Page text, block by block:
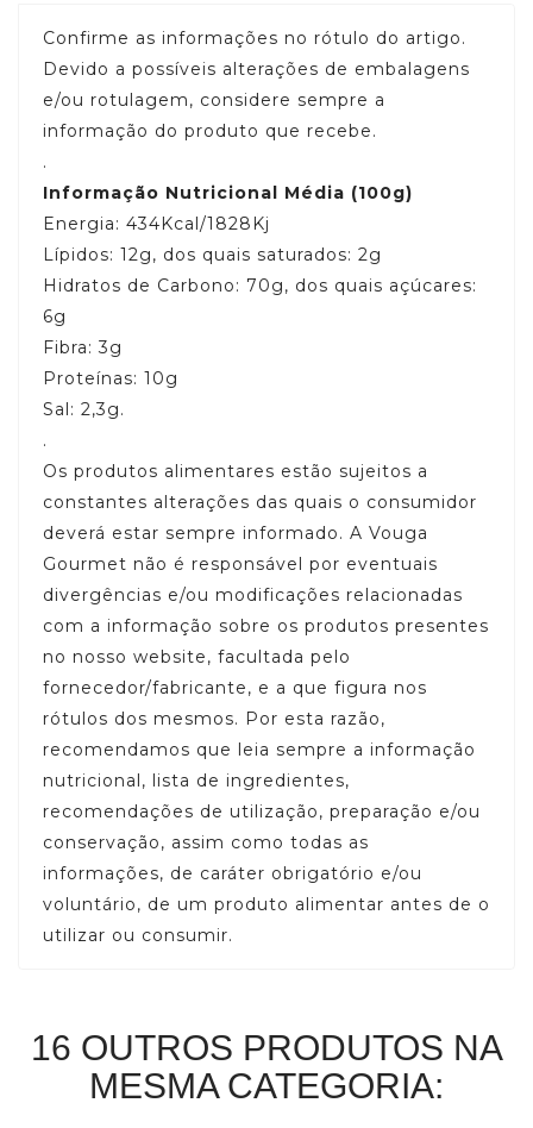
Confirme as informações no rótulo do artigo.
Devido a possíveis alterações de embalagens
e/ou rotulagem, considere sempre a
informação do produto que recebe.
.
Informação Nutricional Média (100g)
Energia: 434Kcal/1828Kj
Lípidos: 12g, dos quais saturados: 2g
Hidratos de Carbono: 70g, dos quais açúcares:
6g
Fibra: 3g
Proteínas: 10g
Sal: 2,3g.
.
Os produtos alimentares estão sujeitos a
constantes alterações das quais o consumidor
deverá estar sempre informado. A Vouga
Gourmet não é responsável por eventuais
divergências e/ou modificações relacionadas
com a informação sobre os produtos presentes
no nosso website, facultada pelo
fornecedor/fabricante, e a que figura nos
rótulos dos mesmos. Por esta razão,
recomendamos que leia sempre a informação
nutricional, lista de ingredientes,
recomendações de utilização, preparação e/ou
conservação, assim como todas as
informações, de caráter obrigatório e/ou
voluntário, de um produto alimentar antes de o
utilizar ou consumir.
16 OUTROS PRODUTOS NA
MESMA CATEGORIA: